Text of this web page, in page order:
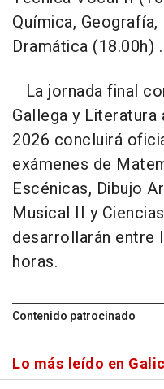
Química,
Dramática (18.00h) .
La jornada final
Gallega y Literatura
2026 concluirá
exámenes de
Escénicas, Dibujo
Musical II y
desarrollarán entre
horas.
Contenido patrocinado
Lo más leído en